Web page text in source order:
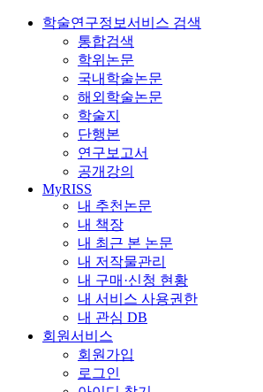
학술연구정보서비스 검색
통합검색
학위논문
국내학술논문
해외학술논문
학술지
단행본
연구보고서
공개강의
MyRISS
내 추천논문
내 책장
내 최근 본 논문
내 저작물관리
내 구매·신청 현황
내 서비스 사용권한
내 관심 DB
회원서비스
회원가입
로그인